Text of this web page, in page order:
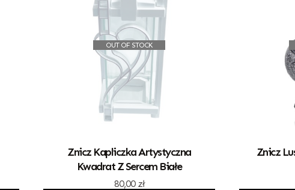
OUT OF STOCK
Znicz Kapliczka Artystyczna
Kwadrat Z Sercem Białe
80,00 zł
Znicz